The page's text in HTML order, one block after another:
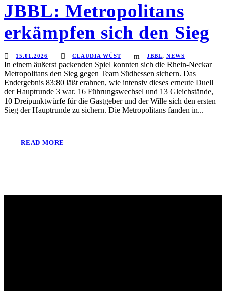
JBBL: Metropolitans
erkämpfen sich den Sieg
15.01.2026 CLAUDIA WÜST JBBL, NEWS
In einem äußerst packenden Spiel konnten sich die Rhein-Neckar
Metropolitans den Sieg gegen Team Südhessen sichern. Das
Endergebnis 83:80 läßt erahnen, wie intensiv dieses erneute Duell
der Hauptrunde 3 war. 16 Führungswechsel und 13 Gleichstände,
10 Dreipunktwürfe für die Gastgeber und der Wille sich den ersten
Sieg der Hauptrunde zu sichern. Die Metropolitans fanden in...
READ MORE